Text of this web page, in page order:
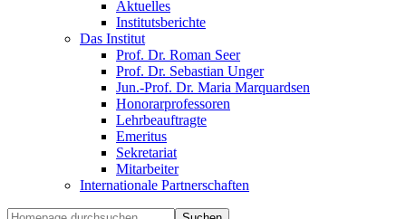
Aktuelles
Institutsberichte
Das Institut
Prof. Dr. Roman Seer
Prof. Dr. Sebastian Unger
Jun.-Prof. Dr. Maria Marquardsen
Honorarprofessoren
Lehrbeauftragte
Emeritus
Sekretariat
Mitarbeiter
Internationale Partnerschaften